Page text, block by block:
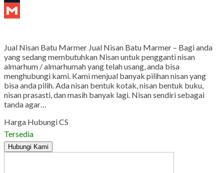
Tumblr
Jual Nisan Batu Marmer Jual Nisan Batu Marmer – Bagi anda
yang sedang membutuhkan Nisan untuk pengganti nisan
almarhum / almarhumah yang telah usang, anda bisa
menghubungi kami. Kami menjual banyak pilihan nisan yang
bisa anda pilih. Ada nisan bentuk kotak, nisan bentuk buku,
nisan prasasti, dan masih banyak lagi. Nisan sendiri sebagai
tanda agar…
Harga Hubungi CS
Tersedia
Hubungi Kami